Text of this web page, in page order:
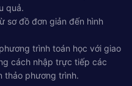
quả.
sơ đồ đơn giản đến hình
trình toán học với giao
cách nhập trực tiếp các
thảo phương trình.